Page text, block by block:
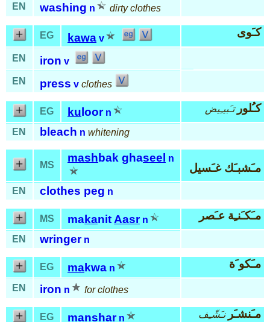
EN
washing n dirty clothes
EG kawa v كـَوى
EN iron v
EN
press v clothes
EG ku loor n كـُلور تـَبيـِيض
EN bleach n whitening
MS
mashbak ghaseel n
مـَشبـَك غـَسيل
EN clothes peg n
MS makanitAasr n مـَكـَنـِة عـَصر
EN wringer n
EG makwa n مـَكو َة
EN iron n for clothes
EG manshar n مـَنشـَر نـَشّـِف